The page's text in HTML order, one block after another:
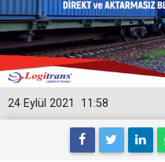
11:58
24 Eylül 2021